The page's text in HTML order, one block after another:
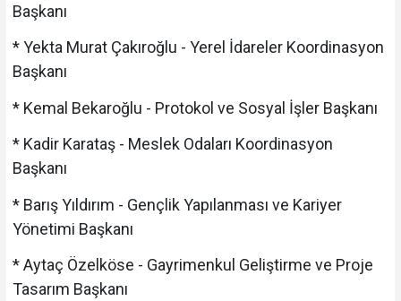
Başkanı
* Yekta Murat Çakıroğlu - Yerel İdareler Koordinasyon
Başkanı
* Kemal Bekaroğlu - Protokol ve Sosyal İşler Başkanı
* Kadir Karataş - Meslek Odaları Koordinasyon
Başkanı
* Barış Yıldırım - Gençlik Yapılanması ve Kariyer
Yönetimi Başkanı
* Aytaç Özelköse - Gayrimenkul Geliştirme ve Proje
Tasarım Başkanı